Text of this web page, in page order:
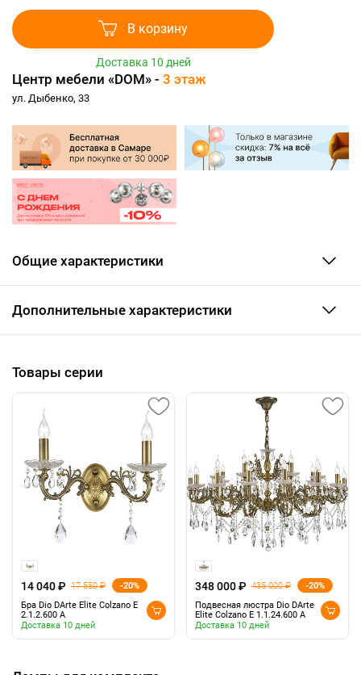
В корзину
Доставка 10 дней
Центр мебели «DOM» - 3 этаж
ул. Дыбенко, 33
Общие характеристики
Дополнительные характеристики
Товары серии
14 040 ₽ 17 550 ₽
-20%
Бра Dio DArte Elite Colzano E
2.1.2.600 A
Доставка 10 дней
348 000 ₽ 435 000 ₽
-20%
Подвесная люстра Dio DArte
Elite Colzano E 1.1.24.600 A
Доставка 10 дней